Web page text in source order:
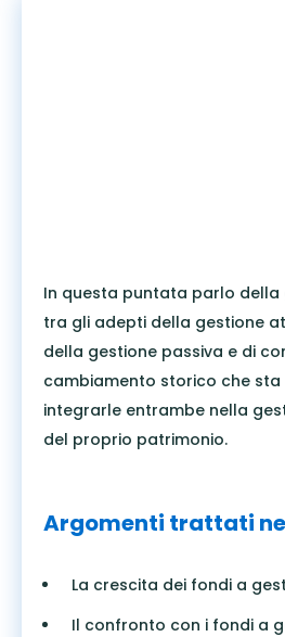
In questa puntata parlo della
tra gli adepti della gestione
della gestione passiva e di
cambiamento storico che
integrarle entrambe nella
del proprio patrimonio.
Argomenti trattati
La crescita dei fondi a
Il confronto con i fondi a